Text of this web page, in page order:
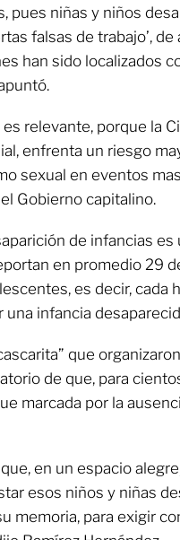
pues niñas y niños
falsas de trabajo’, de
han sido localizados
relevante, porque la
enfrenta un riesgo
sexual en eventos
Gobierno capitalino.
de infancias es
en promedio 29
es decir, cada
infancia
que
de que, para
marcada por la
en un espacio
esos niños y niñas
memoria, para exigir